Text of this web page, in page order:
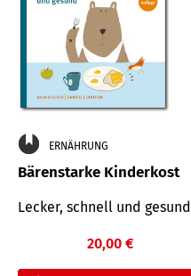
ERNÄHRUNG
Bärenstarke Kinderkost
Lecker, schnell und gesund
20,00 €